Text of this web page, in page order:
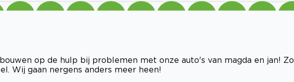
op de hulp bij problemen met onze auto's van magda en jan! Zo
Wij gaan nergens anders meer heen!